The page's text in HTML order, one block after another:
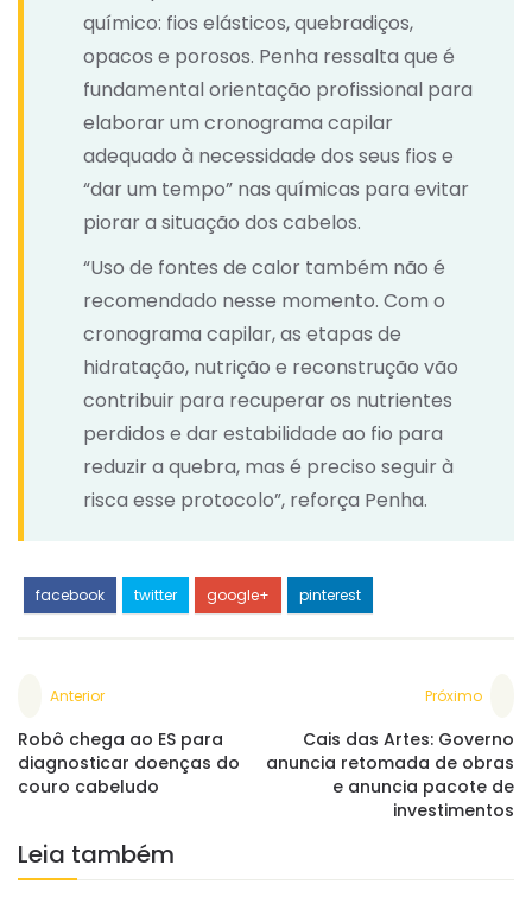
químico: fios elásticos, quebradiços,
opacos e porosos. Penha ressalta que é
fundamental orientação profissional para
elaborar um cronograma capilar
adequado à necessidade dos seus fios e
“dar um tempo” nas químicas para evitar
piorar a situação dos cabelos.
“Uso de fontes de calor também não é
recomendado nesse momento. Com o
cronograma capilar, as etapas de
hidratação, nutrição e reconstrução vão
contribuir para recuperar os nutrientes
perdidos e dar estabilidade ao fio para
reduzir a quebra, mas é preciso seguir à
risca esse protocolo”, reforça Penha.
facebook twitter google+ pinterest
Anterior
Robô chega ao ES para
diagnosticar doenças do
couro cabeludo
Próximo
Cais das Artes: Governo
anuncia retomada de obras
e anuncia pacote de
investimentos
Leia também